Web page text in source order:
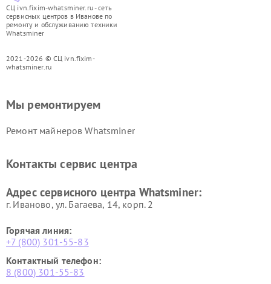
СЦ ivn.fixim-whatsminer.ru - сеть
сервисных центров в Иванове по
ремонту и обслуживанию техники
Whatsminer
2021-2026 © СЦ ivn.fixim-
whatsminer.ru
Мы ремонтируем
Ремонт майнеров Whatsminer
Контакты сервис центра
Адрес сервисного центра Whatsminer:
г. Иваново, ул. Багаева, 14, корп. 2
Горячая линия:
+7 (800) 301-55-83
Контактный телефон:
8 (800) 301-55-83